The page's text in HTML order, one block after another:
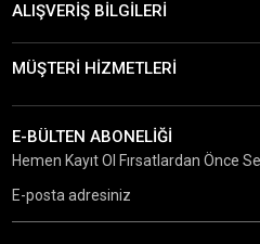
ALIŞVERİŞ BİLGİLERİ
MÜŞTERİ HİZMETLERİ
E-BÜLTEN ABONELİĞİ
Hemen Kayıt Ol Fırsatlardan Önce